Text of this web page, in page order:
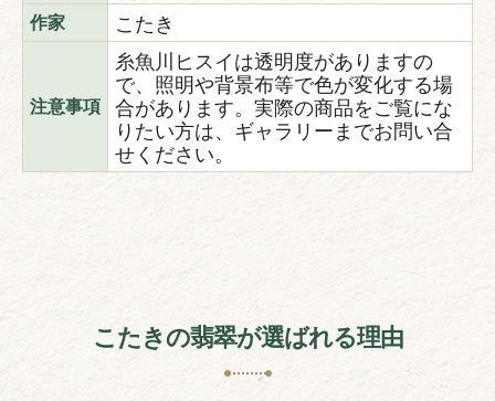
作家 こたき
注意事項
糸魚川ヒスイは透明度がありますの
で、照明や背景布等で色が変化する場
合があります。実際の商品をご覧にな
りたい方は、ギャラリーまでお問い合
せください。
こたきの翡翠が選ばれる理由